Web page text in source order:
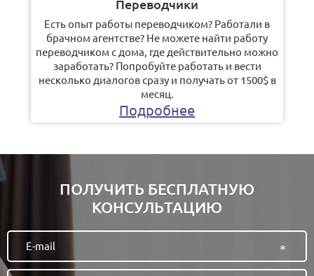
Переводчики
Есть опыт работы переводчиком? Работали в
брачном агентстве? Не можете найти работу
переводчиком с дома, где действительно можно
заработать? Попробуйте работать и вести
несколько диалогов сразу и получать от 1500$ в
месяц.
Подробнее
ПОЛУЧИТЬ БЕСПЛАТНУЮ
КОНСУЛЬТАЦИЮ